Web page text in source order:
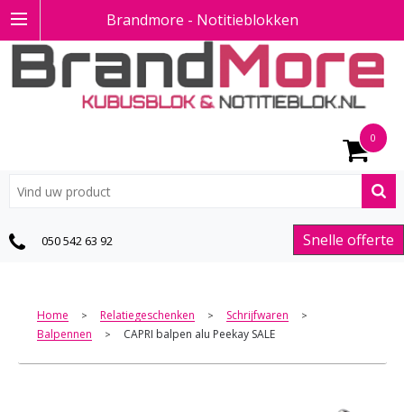
Brandmore - Notitieblokken
0
Snelle offerte
050 542 63 92
Home > Relatiegeschenken > Schrijfwaren >
Balpennen > CAPRI balpen alu Peekay SALE